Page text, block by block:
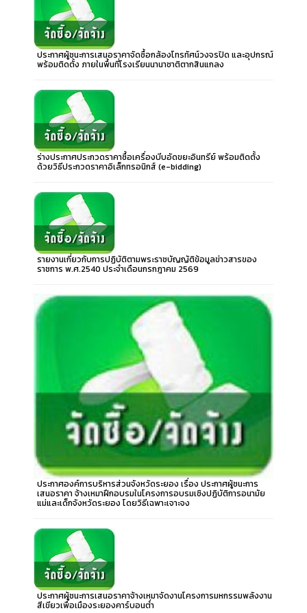
ประกาศผู้ชนะการเสนอราคาจัดซื้อกล้องโทรทัศน์วงจรปิด และอุปกรณ์
พร้อมติดตั้ง ภายในพื้นที่โรงเรียนนานาชาติตากสินแกลง
ร่างประกาศประกวดราคาซื้อเครื่องบีบอัดขยะอินทรีย์ พร้อมติดตั้ง
ด้วยวิธีประกวดราคาอิเล็กทรอนิกส์ (e-bidding)
รายงานเกี่ยวกับการปฏิบัติตามพระราชบัญญัติข้อมูลข่าวสารของ
ราชการ พ.ศ.2540 ประจำเดือนกรกฎาคม 2569
ประกาศองค์การบริหารส่วนจังหวัดระยอง เรื่อง ประกาศผู้ชนะการ
เสนอราคา จ้างเหมาฝึกอบรมในโครงการอบรมเชิงปฏิบัติการอนามัย
แม่และเด็กจังหวัดระยอง โดยวิธีเฉพาะเจาะจง
ประกาศผู้ชนะการเสนอราคาจ้างเหมาจัดงานโครงการมหกรรมพลังงาน
สีเขียวเพื่อเมืองระยองคาร์บอนต่ำ